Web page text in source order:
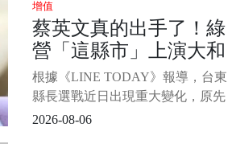
課程，靠網路發言，現在非常成
功。 她現在的收入、帶貨影響力，
經常都排在香港網紅收入的前五
名。 1/9 當年
增值
蔡英文真的出手了！綠
營「這縣市」上演大和
解 震撼陣容曝光
根據《LINE TODAY》報導，台東
縣長選戰近日出現重大變化，原先
備受關注的綠營內部競爭，如今可
2026-08-06